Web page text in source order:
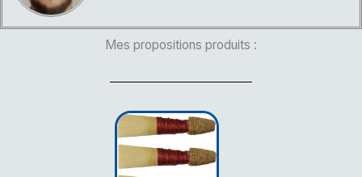
Mes propositions produits :